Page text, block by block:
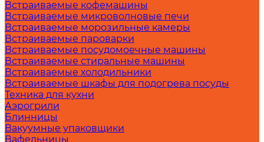
Встраиваемые кофемашины
Встраиваемые микроволновые печи
Встраиваемые морозильные камеры
Встраиваемые пароварки
Встраиваемые посудомоечные машины
Встраиваемые стиральные машины
Встраиваемые холодильники
Встраиваемые шкафы для подогрева посуды
Техника для кухни
Аэрогрили
Блинницы
Вакуумные упаковщики
Вафельницы